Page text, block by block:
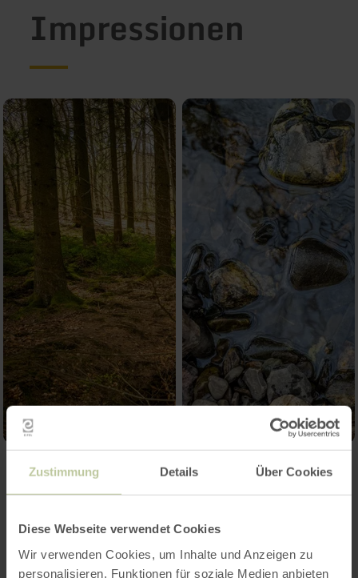
Zustimmung Details Über Cookies
Diese Webseite verwendet Cookies
Wir verwenden Cookies, um Inhalte und Anzeigen zu
personalisieren, Funktionen für soziale Medien anbieten
Impressionen